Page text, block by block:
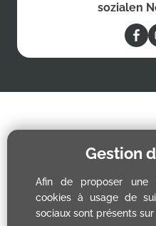
Gestion
Afin de proposer une
cookies à usage de
sociaux sont présents
sozialen